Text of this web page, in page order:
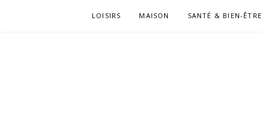
LOISIRS MAISON SANTÉ & BIEN-ÊTRE